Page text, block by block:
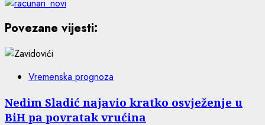
Povezane vijesti:
Vremenska prognoza
Nedim Sladić najavio kratko osvježenje u
BiH pa povratak vrućina